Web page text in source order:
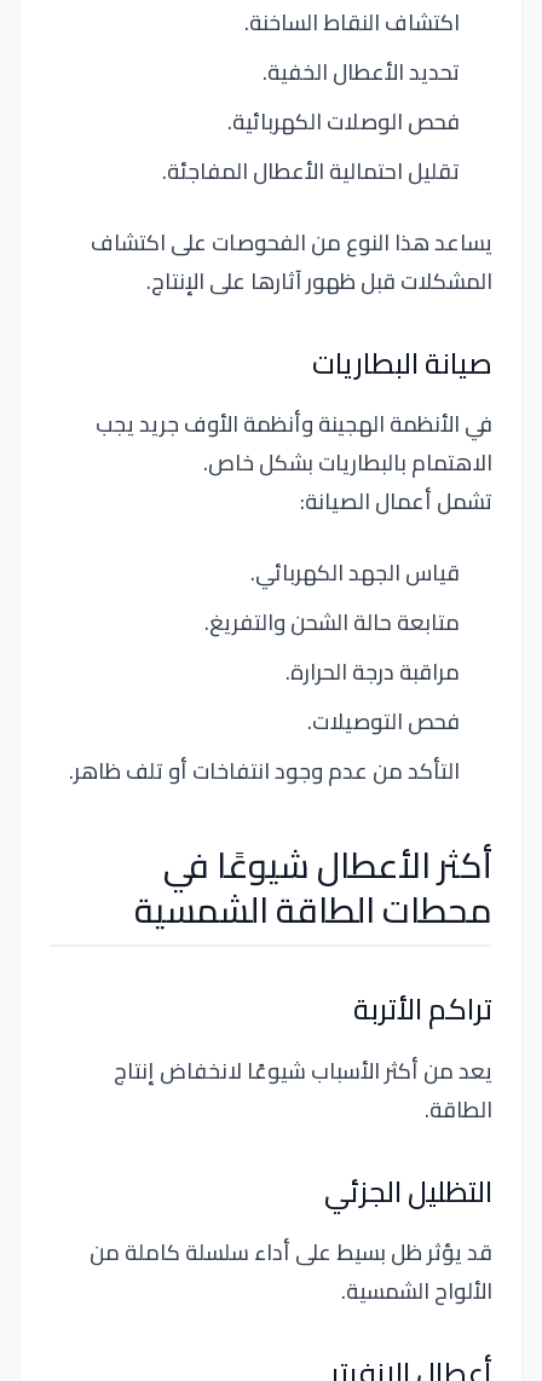
اكتشاف النقاط الساخنة.
تحديد الأعطال الخفية.
فحص الوصلات الكهربائية.
تقليل احتمالية الأعطال المفاجئة.
يساعد هذا النوع من الفحوصات على اكتشاف
المشكلات قبل ظهور آثارها على الإنتاج.
صيانة البطاريات
في الأنظمة الهجينة وأنظمة الأوف جريد يجب
الاهتمام بالبطاريات بشكل خاص.
تشمل أعمال الصيانة:
قياس الجهد الكهربائي.
متابعة حالة الشحن والتفريغ.
مراقبة درجة الحرارة.
فحص التوصيلات.
التأكد من عدم وجود انتفاخات أو تلف ظاهر.
أكثر الأعطال شيوعًا في
محطات الطاقة الشمسية
تراكم الأتربة
يعد من أكثر الأسباب شيوعًا لانخفاض إنتاج
الطاقة.
التظليل الجزئي
قد يؤثر ظل بسيط على أداء سلسلة كاملة من
الألواح الشمسية.